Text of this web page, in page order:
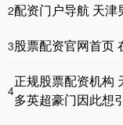
2配资门户导航 天
3股票配资官网首页
4
正规股票配资机构
多英超豪门因此想